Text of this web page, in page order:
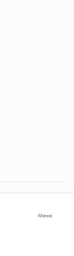
Меню